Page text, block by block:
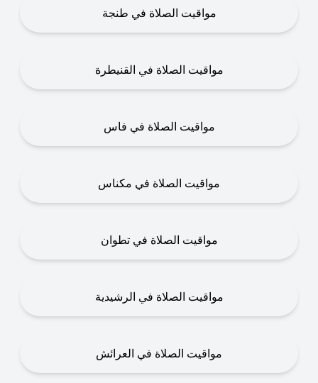
مواقيت الصلاة في طنجة
مواقيت الصلاة في القنيطرة
مواقيت الصلاة في فاس
مواقيت الصلاة في مكناس
مواقيت الصلاة في تطوان
مواقيت الصلاة في الرشيدية
مواقيت الصلاة في العرائش